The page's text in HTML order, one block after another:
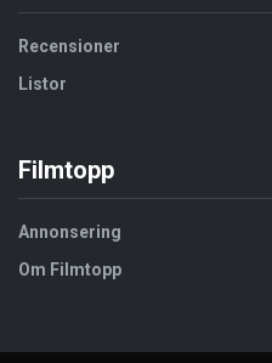
Recensioner
Listor
Filmtopp
Annonsering
Om Filmtopp